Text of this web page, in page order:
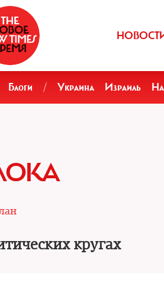
Блоги / Украина Израиль
кругах